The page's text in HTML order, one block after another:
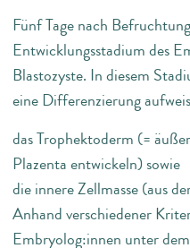
Fünf Tage nach
Entwicklungsstadium des
Blastozyste. In diesem
eine Differenzierung
das Trophektoderm (=
Plazenta entwickeln) sowie
die innere Zellmasse (aus
Anhand verschiedener
Embryolog:innen unter